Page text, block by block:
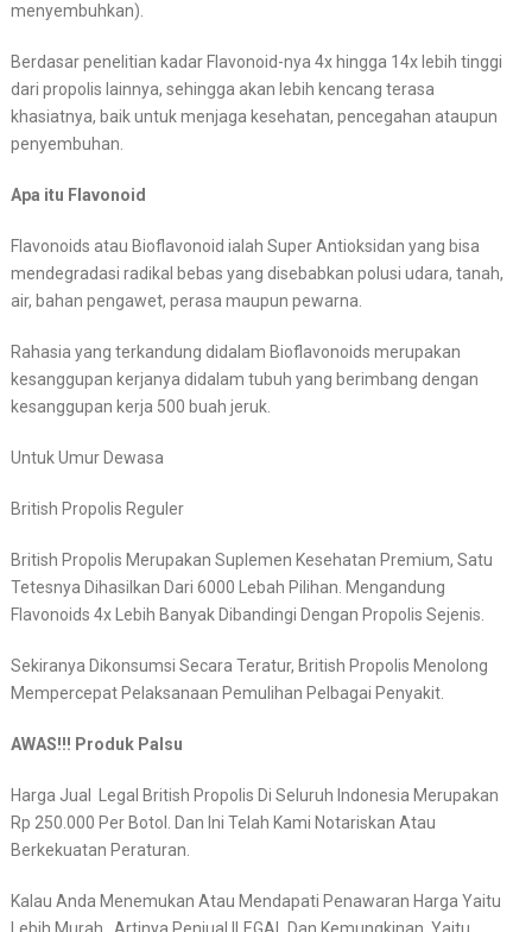
menyembuhkan).
Berdasar penelitian kadar Flavonoid-nya 4x hingga 14x lebih tinggi
dari propolis lainnya, sehingga akan lebih kencang terasa
khasiatnya, baik untuk menjaga kesehatan, pencegahan ataupun
penyembuhan.
Apa itu Flavonoid
Flavonoids atau Bioflavonoid ialah Super Antioksidan yang bisa
mendegradasi radikal bebas yang disebabkan polusi udara, tanah,
air, bahan pengawet, perasa maupun pewarna.
Rahasia yang terkandung didalam Bioflavonoids merupakan
kesanggupan kerjanya didalam tubuh yang berimbang dengan
kesanggupan kerja 500 buah jeruk.
Untuk Umur Dewasa
British Propolis Reguler
British Propolis Merupakan Suplemen Kesehatan Premium, Satu
Tetesnya Dihasilkan Dari 6000 Lebah Pilihan. Mengandung
Flavonoids 4x Lebih Banyak Dibandingi Dengan Propolis Sejenis.
Sekiranya Dikonsumsi Secara Teratur, British Propolis Menolong
Mempercepat Pelaksanaan Pemulihan Pelbagai Penyakit.
AWAS!!! Produk Palsu
Harga Jual Legal British Propolis Di Seluruh Indonesia Merupakan
Rp 250.000 Per Botol. Dan Ini Telah Kami Notariskan Atau
Berkekuatan Peraturan.
Kalau Anda Menemukan Atau Mendapati Penawaran Harga Yaitu